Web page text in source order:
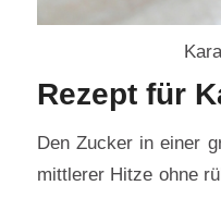
Rezept für
Den Zucker in einer
mittlerer Hitze ohne